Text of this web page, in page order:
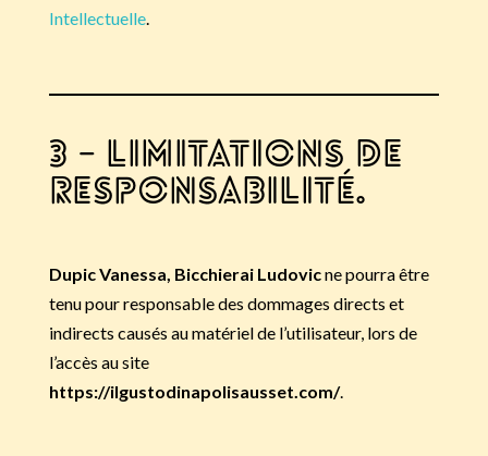
Intellectuelle.
3 – Limitations de
responsabilité.
Dupic Vanessa, Bicchierai Ludovicne pourra être
tenu pour responsable des dommages directs et
indirects causés au matériel de l’utilisateur, lors de
l’accès au site
https://ilgustodinapolisausset.com/.